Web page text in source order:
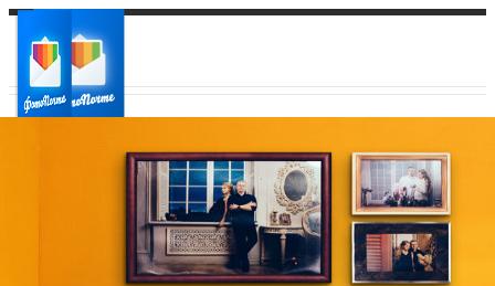
Ваш регион доставки
Выберите из списка: